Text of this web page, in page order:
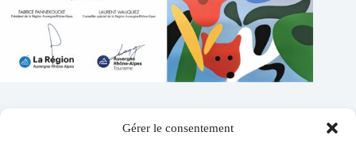
Gérer le consentement